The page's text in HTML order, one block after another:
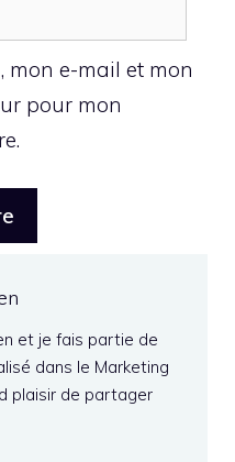
mon e-mail et mon
pour mon
et je fais partie de
dans le Marketing
plaisir de partager